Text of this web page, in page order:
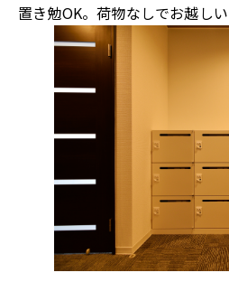
置き勉OK。荷物なしでお越しい